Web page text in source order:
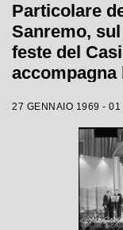
Particolare
Sanremo,
feste del
27 GENNAIO 1969 -